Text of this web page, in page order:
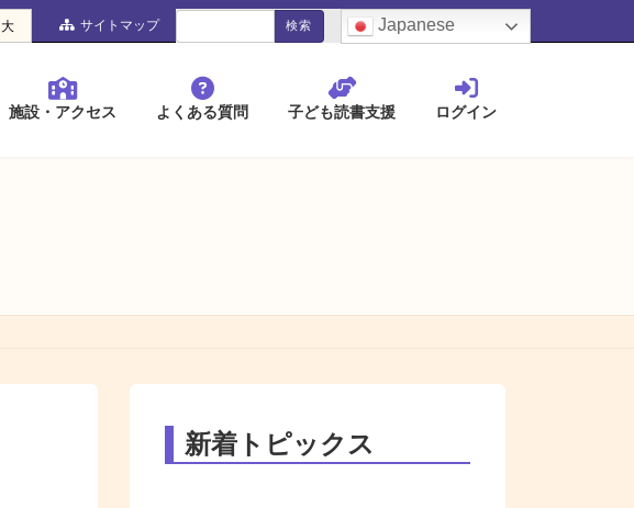
大 サイトマップ Japanese
検
施設・アクセス よくある質問 子ども読書支援 ログイン
新着トピックス